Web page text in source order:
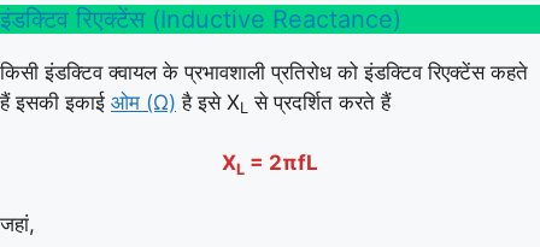
इंडक्टिव रिएक्टेंस (Inductive Reactance)
किसी इंडक्टिव क्वायल के प्रभावशाली प्रतिरोध को इंडक्टिव रिएक्टेंस कहते
हैं इसकी इकाई ओम (Ω) है इसे XL से प्रदर्शित करते हैं
XL = 2πfL
जहां,